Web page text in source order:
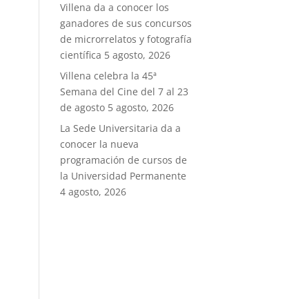
Villena da a conocer los
ganadores de sus concursos
de microrrelatos y fotografía
científica 5 agosto, 2026
Villena celebra la 45ª
Semana del Cine del 7 al 23
de agosto 5 agosto, 2026
La Sede Universitaria da a
conocer la nueva
programación de cursos de
la Universidad Permanente
4 agosto, 2026